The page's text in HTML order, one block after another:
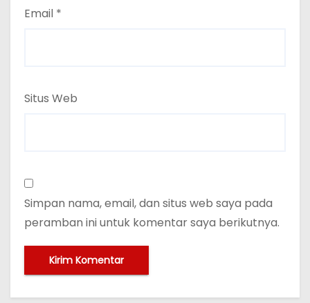
Email *
Situs Web
Simpan nama, email, dan situs web saya pada
peramban ini untuk komentar saya berikutnya.